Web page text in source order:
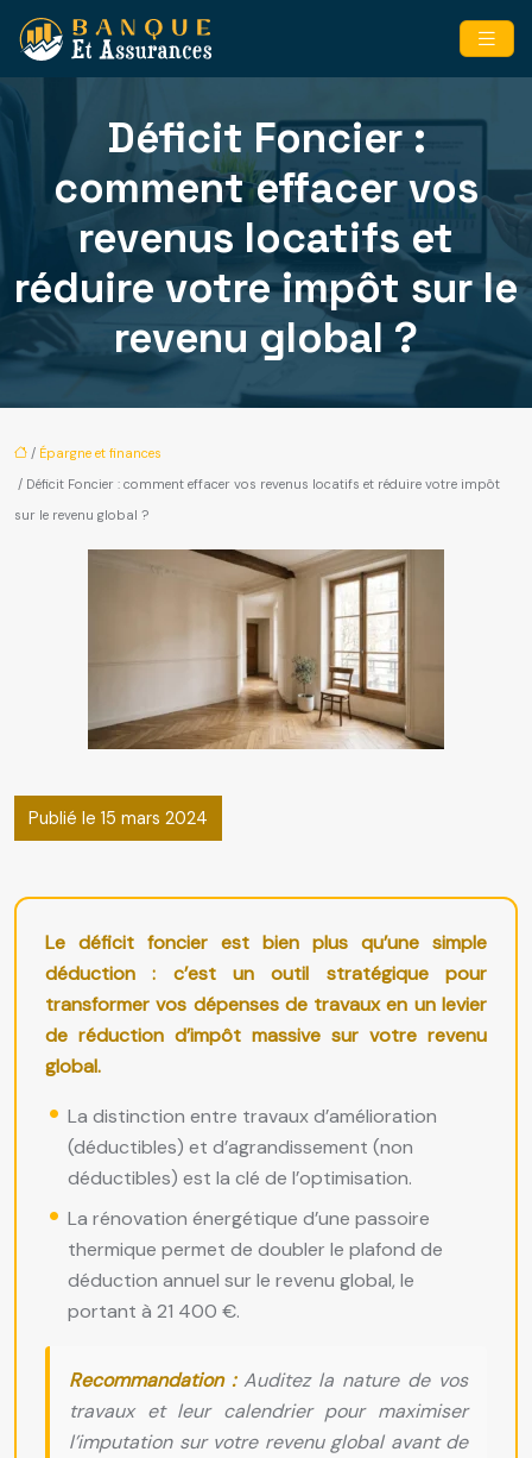
Déficit Foncier :
comment effacer vos
revenus locatifs et
réduire votre impôt sur le
revenu global ?
/ Épargne et finances
/ Déficit Foncier : comment effacer vos revenus locatifs et réduire votre impôt
sur le revenu global ?
Publié le 15 mars 2024
Le déficit foncier est bien plus qu’une simple
déduction : c’est un outil stratégique pour
transformer vos dépenses de travaux en un levier
de réduction d’impôt massive sur votre revenu
global.
La distinction entre travaux d’amélioration
(déductibles) et d’agrandissement (non
déductibles) est la clé de l’optimisation.
La rénovation énergétique d’une passoire
thermique permet de doubler le plafond de
déduction annuel sur le revenu global, le
portant à 21 400 €.
Recommandation :Auditez la nature de vos
travaux et leur calendrier pour maximiser
l’imputation sur votre revenu global avant de